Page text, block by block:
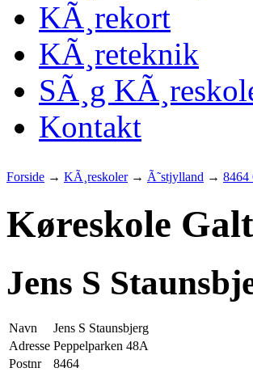
KÃ¸rekort
KÃ¸reteknik
SÃ¸g
Kontakt
Forside → KÃ¸reskoler→ Ã˜stjylland → 8464
Køreskole
Jens S
Navn
Jens S Staunsbjerg
Adresse Peppelparken 48A
Postnr
8464